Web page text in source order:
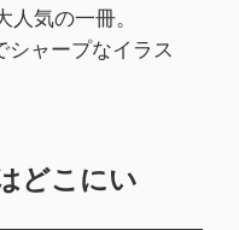
人気の一冊。
シャープなイラス
どこにい